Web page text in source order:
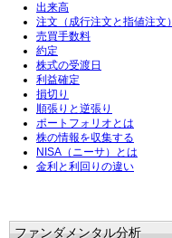
出来高
注文（成行注文と指値注文）
売買手数料
約定
株式の受渡日
利益確定
損切り
順張りと逆張り
ポートフォリオとは
株の情報を収集する
NISA（ニーサ）とは
金利と利回りの違い
ファンダメンタル分析